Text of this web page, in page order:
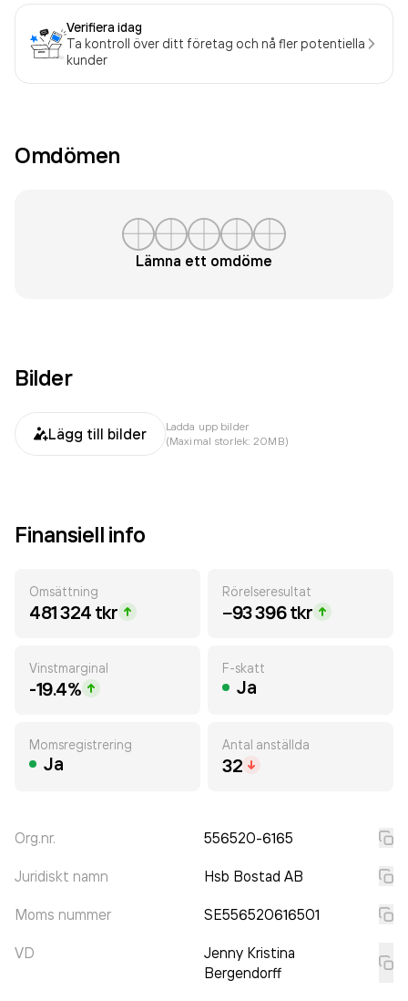
Verifiera idag
Ta kontroll över ditt företag och nå fler potentiella
kunder
Omdömen
Lämna ett omdöme
Bilder
Lägg till bilder
Ladda upp bilder
(Maximal storlek: 20MB)
Finansiell info
Omsättning
481 324 tkr
Rörelseresultat
−93 396 tkr
Vinstmarginal
-19.4%
F-skatt
Ja
Momsregistrering
Ja
Antal anställda
32
Org.nr. 556520-6165
Juridiskt namn Hsb Bostad AB
Moms nummer SE556520616501
VD
Jenny Kristina
Bergendorff